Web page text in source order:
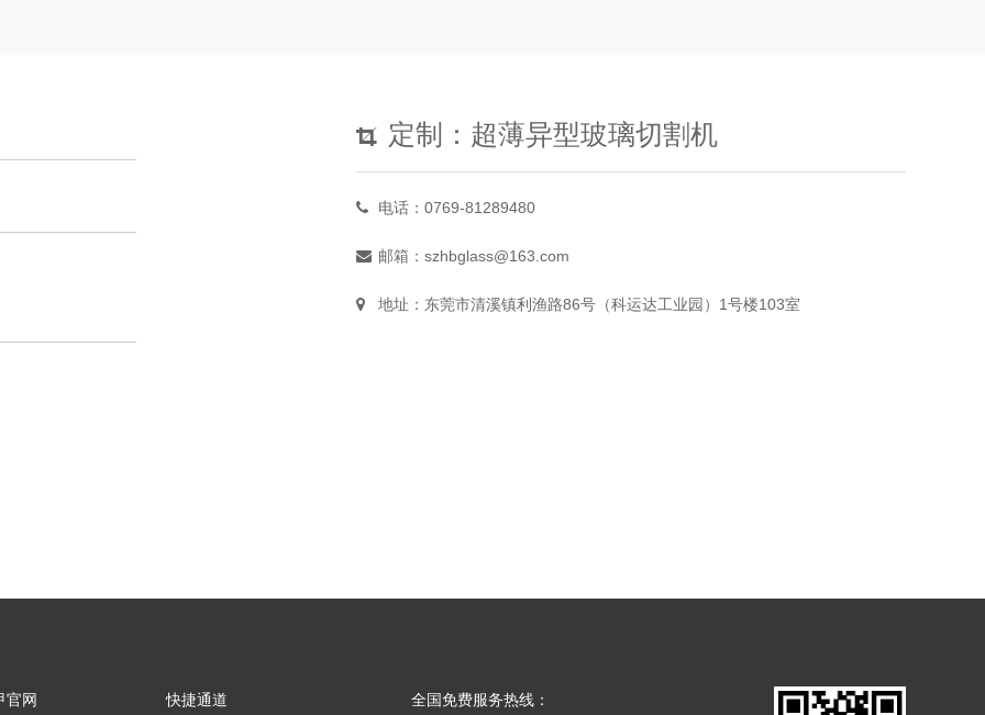
定制：超薄异型玻璃切割机
电话：0769-81289480
邮箱：szhbglass@163.com
地址：东莞市清溪镇利渔路86号（科运达工业园）1号楼103室
官网 快捷通道 全国免费服务热线：